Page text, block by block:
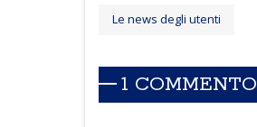
Le news degli utenti
1 COMMENTO